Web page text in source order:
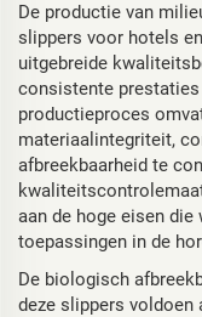
De productie van
slippers voor hotels
uitgebreide
consistente
productieproces
materiaalintegriteit,
afbreekbaarheid te
aan de hoge eisen
toepassingen in de
De biologisch
deze slippers